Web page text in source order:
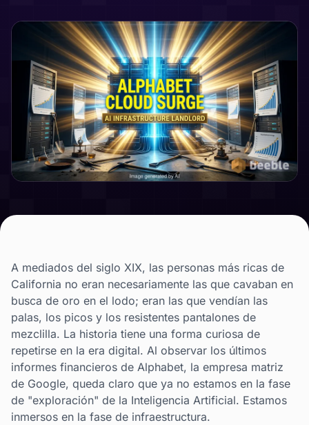
A mediados del siglo XIX, las personas más ricas de
California no eran necesariamente las que cavaban en
busca de oro en el lodo; eran las que vendían las
palas, los picos y los resistentes pantalones de
mezclilla. La historia tiene una forma curiosa de
repetirse en la era digital. Al observar los últimos
informes financieros de Alphabet, la empresa matriz
de Google, queda claro que ya no estamos en la fase
de "exploración" de la Inteligencia Artificial. Estamos
inmersos en la fase de infraestructura.